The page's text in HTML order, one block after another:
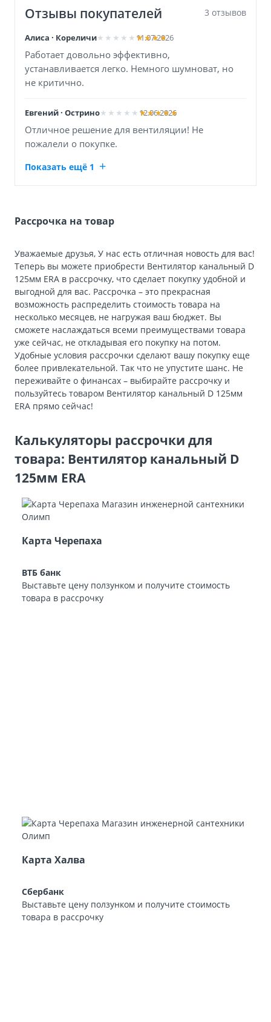
Отзывы покупателей 3 отзывов
Алиса · Кореличи 11.07.2026
Работает довольно эффективно,
устанавливается легко. Немного шумноват, но
не критично.
Евгений · Острино 12.06.2026
Отличное решение для вентиляции! Не
пожалели о покупке.
Показать ещё 1
Рассрочка на товар
Уважаемые друзья, У нас есть отличная новость для вас!
Теперь вы можете приобрести Вентилятор канальный D
125мм ERA в рассрочку, что сделает покупку удобной и
выгодной для вас. Рассрочка – это прекрасная
возможность распределить стоимость товара на
несколько месяцев, не нагружая ваш бюджет. Вы
сможете наслаждаться всеми преимуществами товара
уже сейчас, не откладывая его покупку на потом.
Удобные условия рассрочки сделают вашу покупку еще
более привлекательной. Так что не упустите шанс. Не
переживайте о финансах – выбирайте рассрочку и
пользуйтесь товаром Вентилятор канальный D 125мм
ERA прямо сейчас!
Калькуляторы рассрочки для
товара: Вентилятор канальный D
125мм ERA
Карта Черепаха
ВТБ банк
Выставьте цену ползунком и получите стоимость
товара в рассрочку
Карта Халва
Сбербанк
Выставьте цену ползунком и получите стоимость
товара в рассрочку